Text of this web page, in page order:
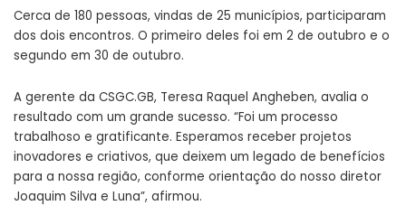
Cerca de 180 pessoas, vindas de 25 municípios, participaram
dos dois encontros. O primeiro deles foi em 2 de outubro e o
segundo em 30 de outubro.
A gerente da CSGC.GB, Teresa Raquel Angheben, avalia o
resultado com um grande sucesso. “Foi um processo
trabalhoso e gratificante. Esperamos receber projetos
inovadores e criativos, que deixem um legado de benefícios
para a nossa região, conforme orientação do nosso diretor
Joaquim Silva e Luna”, afirmou.